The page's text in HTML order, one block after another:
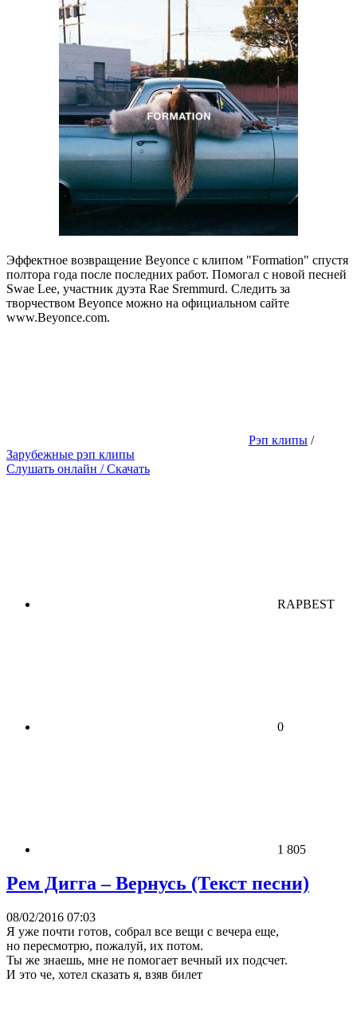
Эффектное возвращение Beyonce с клипом "Formation" спустя
полтора года после последних работ. Помогал с новой песней
Swae Lee, участник дуэта Rae Sremmurd. Следить за
творчеством Beyonce можно на официальном сайте
www.Beyonce.com.
Рэп клипы /
Зарубежные рэп клипы
Слушать онлайн / Скачать
RAPBEST
0
1 805
Рем Дигга – Вернусь (Текст песни)
08/02/2016 07:03
Я уже почти готов, собрал все вещи с вечера еще,
но пересмотрю, пожалуй, их потом.
Ты же знаешь, мне не помогает вечный их подсчет.
И это че, хотел сказать я, взяв билет